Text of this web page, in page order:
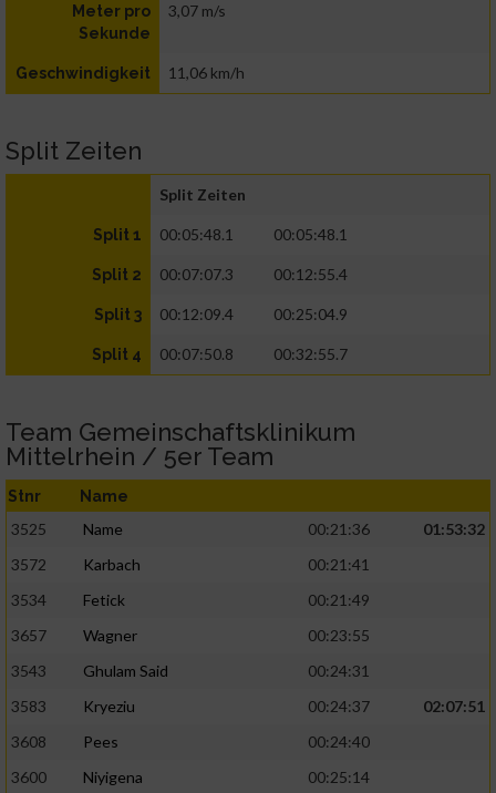
Meter pro
Sekunde
3,07 m/s
Geschwindigkeit 11,06 km/h
Split Zeiten
Split Zeiten
Split 1 00:05:48.1 00:05:48.1
Split 2 00:07:07.3 00:12:55.4
Split 3 00:12:09.4 00:25:04.9
Split 4 00:07:50.8 00:32:55.7
Team Gemeinschaftsklinikum
Mittelrhein / 5er Team
Stnr Name
3525 Name 00:21:36
01:53:32
3572
Karbach
00:21:41
3534
Fetick
00:21:49
3657
Wagner
00:23:55
3543
Ghulam Said
00:24:31
3583
Kryeziu 00:24:37
02:07:51
3608
Pees
00:24:40
3600
Niyigena
00:25:14